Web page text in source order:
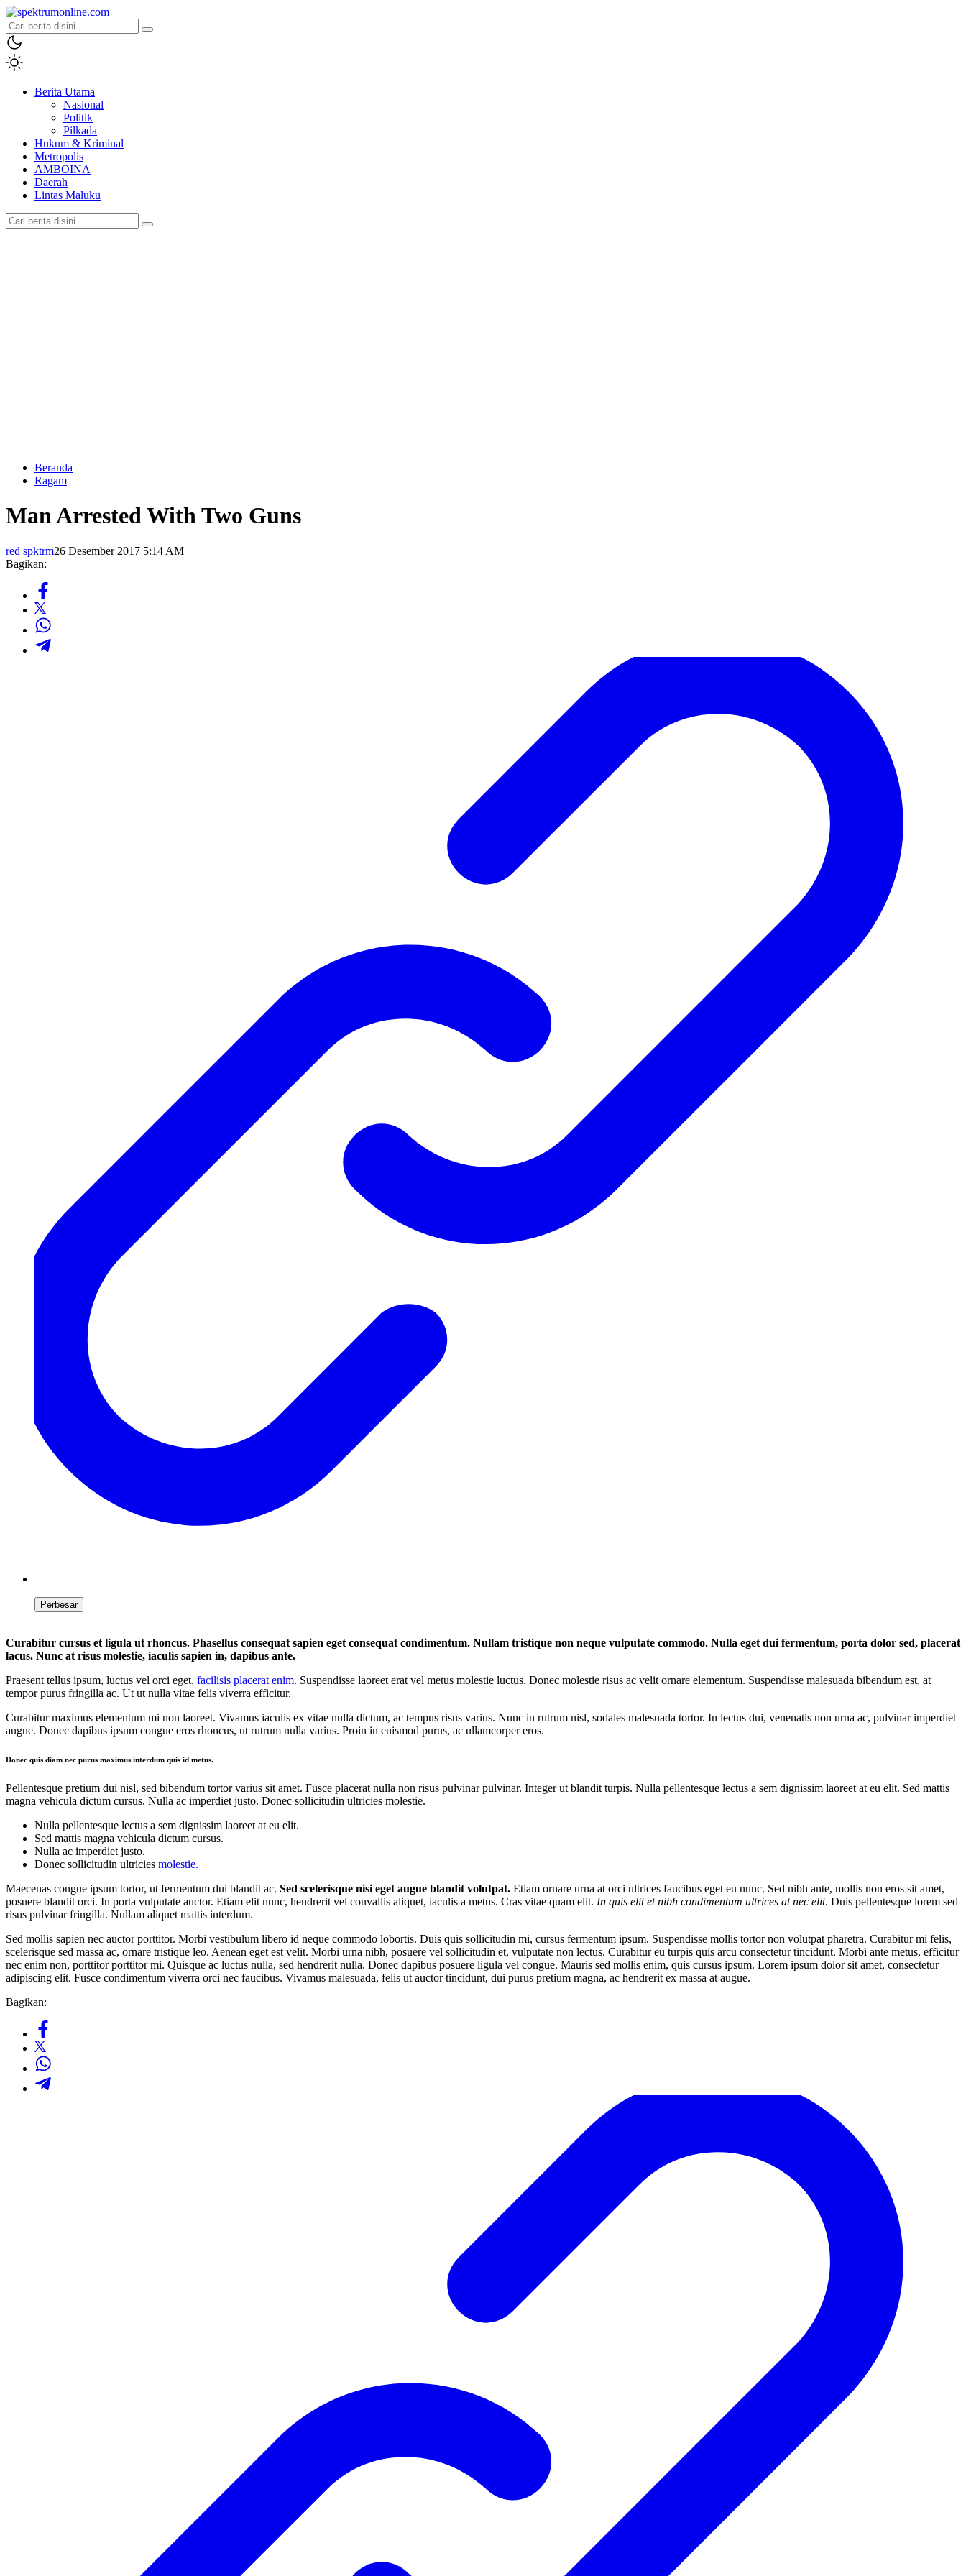
spektrumonline.com
Berita Utama
Nasional
Politik
Pilkada
Hukum & Kriminal
Metropolis
AMBOINA
Daerah
Lintas Maluku
Beranda
Ragam
Man Arrested With Two Guns
red spktrm26 Desember 2017 5:14 AM
Bagikan:
Perbesar
Curabitur cursus et ligula ut rhoncus. Phasellus consequat sapien eget consequat condimentum. Nullam tristique non neque vulputate commodo. Nulla eget dui fermentum, porta dolor sed, placerat
lacus. Nunc at risus molestie, iaculis sapien in, dapibus ante.
Praesent tellus ipsum, luctus vel orci eget, facilisis placerat enim. Suspendisse laoreet erat vel metus molestie luctus. Donec molestie risus ac velit ornare elementum. Suspendisse malesuada bibendum est, at
tempor purus fringilla ac. Ut ut nulla vitae felis viverra efficitur.
Curabitur maximus elementum mi non laoreet. Vivamus iaculis ex vitae nulla dictum, ac tempus risus varius. Nunc in rutrum nisl, sodales malesuada tortor. In lectus dui, venenatis non urna ac, pulvinar imperdiet
augue. Donec dapibus ipsum congue eros rhoncus, ut rutrum nulla varius. Proin in euismod purus, ac ullamcorper eros.
Donec quis diam nec purus maximus interdum quis id metus.
Pellentesque pretium dui nisl, sed bibendum tortor varius sit amet. Fusce placerat nulla non risus pulvinar pulvinar. Integer ut blandit turpis. Nulla pellentesque lectus a sem dignissim laoreet at eu elit. Sed mattis
magna vehicula dictum cursus. Nulla ac imperdiet justo. Donec sollicitudin ultricies molestie.
Nulla pellentesque lectus a sem dignissim laoreet at eu elit.
Sed mattis magna vehicula dictum cursus.
Nulla ac imperdiet justo.
Donec sollicitudin ultricies molestie.
Maecenas congue ipsum tortor, ut fermentum dui blandit ac. Sed scelerisque nisi eget augue blandit volutpat. Etiam ornare urna at orci ultrices faucibus eget eu nunc. Sed nibh ante, mollis non eros sit amet,
posuere blandit orci. In porta vulputate auctor. Etiam elit nunc, hendrerit vel convallis aliquet, iaculis a metus. Cras vitae quam elit. In quis elit et nibh condimentum ultrices at nec elit. Duis pellentesque lorem sed
risus pulvinar fringilla. Nullam aliquet mattis interdum.
Sed mollis sapien nec auctor porttitor. Morbi vestibulum libero id neque commodo lobortis. Duis quis sollicitudin mi, cursus fermentum ipsum. Suspendisse mollis tortor non volutpat pharetra. Curabitur mi felis,
scelerisque sed massa ac, ornare tristique leo. Aenean eget est velit. Morbi urna nibh, posuere vel sollicitudin et, vulputate non lectus. Curabitur eu turpis quis arcu consectetur tincidunt. Morbi ante metus, efficitur
nec enim non, porttitor porttitor mi. Quisque ac luctus nulla, sed hendrerit nulla. Donec dapibus posuere ligula vel congue. Mauris sed mollis enim, quis cursus ipsum. Lorem ipsum dolor sit amet, consectetur
adipiscing elit. Fusce condimentum viverra orci nec faucibus. Vivamus malesuada, felis ut auctor tincidunt, dui purus pretium magna, ac hendrerit ex massa at augue.
Bagikan: